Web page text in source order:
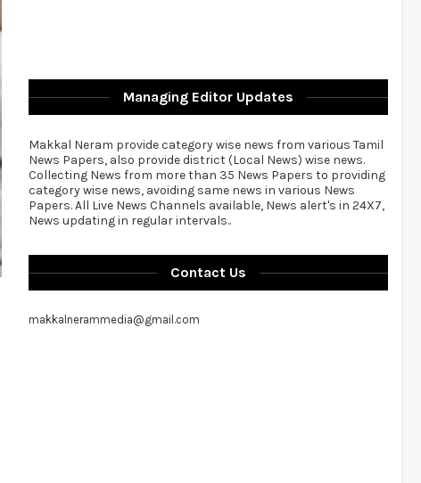
Managing Editor Updates
Makkal Neram provide category wise news from various Tamil
News Papers, also provide district (Local News) wise news.
Collecting News from more than 35 News Papers to providing
category wise news, avoiding same news in various News
Papers. All Live News Channels available, News alert's in 24X7,
News updating in regular intervals..
Contact Us
makkalnerammedia@gmail.com